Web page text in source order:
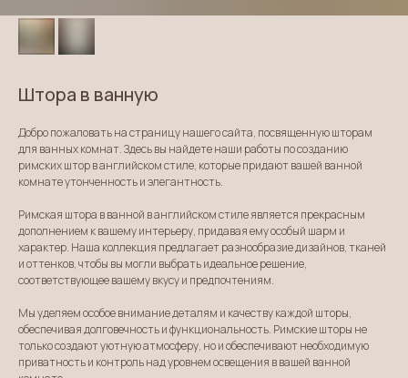
Штора в ванную
Добро пожаловать на страницу нашего сайта, посвященную шторам
для ванных комнат. Здесь вы найдете наши работы по созданию
римских штор в английском стиле, которые придают вашей ванной
комнате утонченность и элегантность.
Римская штора в ванной в английском стиле является прекрасным
дополнением к вашему интерьеру, придавая ему особый шарм и
характер. Наша коллекция предлагает разнообразие дизайнов, тканей
и оттенков, чтобы вы могли выбрать идеальное решение,
соответствующее вашему вкусу и предпочтениям.
Мы уделяем особое внимание деталям и качеству каждой шторы,
обеспечивая долговечность и функциональность. Римские шторы не
только создают уютную атмосферу, но и обеспечивают необходимую
приватность и контроль над уровнем освещения в вашей ванной